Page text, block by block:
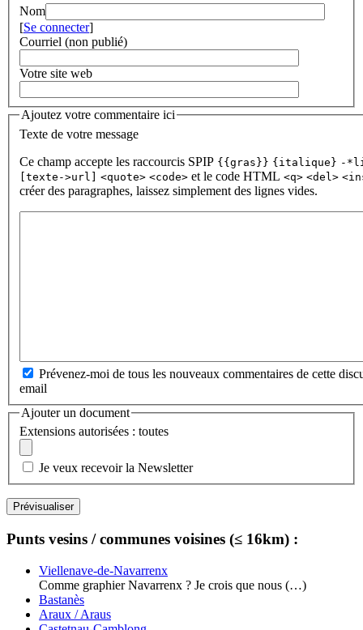
Nom
[Se connecter]
Courriel (non publié)
Votre site web
Ajoutez votre commentaire ici
Texte de votre message
Ce champ accepte les raccourcis SPIP {{gras}} {italique} -
[texte->url] <quote> <code> et le code HTML <q> <del>
créer des paragraphes, laissez simplement des lignes vides.
Prévenez-moi de tous les nouveaux commentaires de cette
email
Ajouter un document
Extensions autorisées : toutes
Je veux recevoir la Newsletter
Punts vesins / communes voisines (≤ 16km) :
Viellenave-de-Navarrenx
Comme graphier Navarrenx ? Je crois que nous (…)
Bastanès
Araux / Araus